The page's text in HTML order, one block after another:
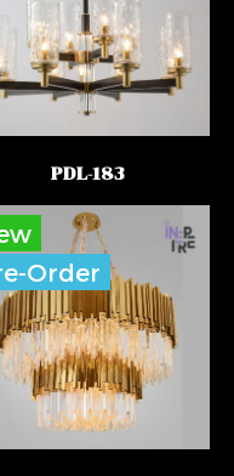
PDL-183
Order